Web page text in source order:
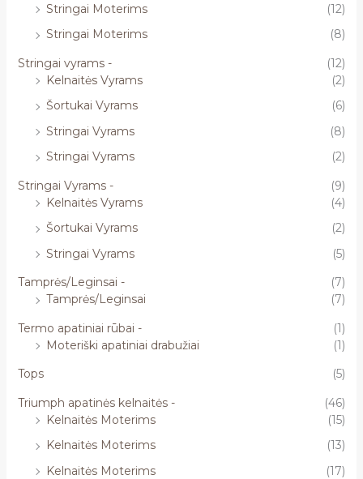
Stringai Moterims
(12)
Stringai Moterims
(8)
Stringai vyrams -
(12)
Kelnaitės Vyrams
(2)
Šortukai Vyrams
(6)
Stringai Vyrams
(8)
Stringai Vyrams
(2)
Stringai Vyrams -
(9)
Kelnaitės Vyrams
(4)
Šortukai Vyrams
(2)
Stringai Vyrams
(5)
Tamprės/Leginsai -
(7)
Tamprės/Leginsai
(7)
Termo apatiniai rūbai -
(1)
Moteriški apatiniai drabužiai
(1)
Tops
(5)
Triumph apatinės kelnaitės -
(46)
Kelnaitės Moterims
(15)
Kelnaitės Moterims
(13)
Kelnaitės Moterims
(17)